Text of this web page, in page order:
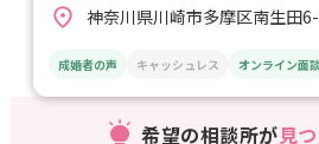
神奈川県川崎市多摩区南生田
成婚者の声 キャッシュレス オンライン面
希望の相談所が見